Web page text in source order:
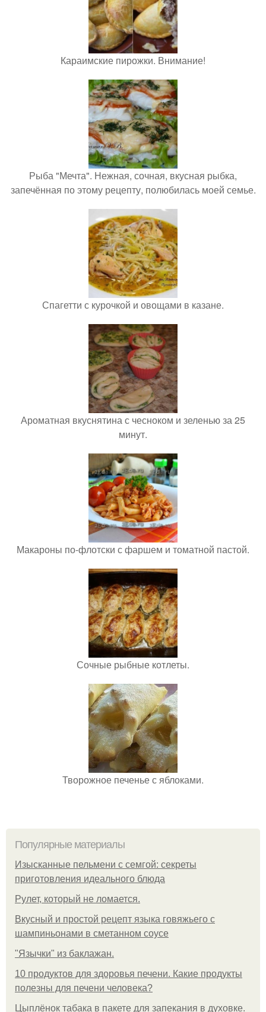
Караимские пирожки. Внимание!
Рыба "Мечта". Нежная, сочная, вкусная рыбка,
запечённая по этому рецепту, полюбилась моей семье.
Спагетти с курочкой и овощами в казане.
Ароматная вкуснятина с чесноком и зеленью за 25
минут.
Макароны по-флотски с фаршем и томатной пастой.
Сочные рыбные котлеты.
Творожное печенье с яблоками.
Популярные материалы
Изысканные пельмени с семгой: секреты
приготовления идеального блюда
Рулет, который не ломается.
Вкусный и простой рецепт языка говяжьего с
шампиньонами в сметанном соусе
"Язычки" из баклажан.
10 продуктов для здоровья печени. Какие продукты
полезны для печени человека?
Цыплёнок табака в пакете для запекания в духовке.